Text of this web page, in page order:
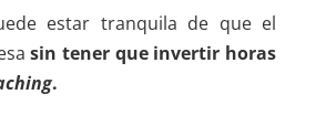
estar tranquila de que el
sin tener que invertir horas
.